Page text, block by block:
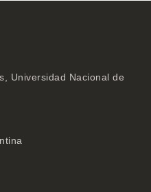
Universidad Nacional de